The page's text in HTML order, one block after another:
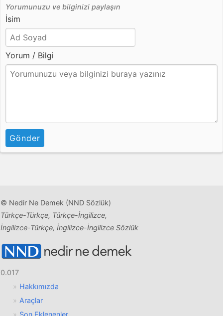
Yorumunuzu ve bilginizi paylaşın
İsim
Yorum / Bilgi
Gönder
© Nedir Ne Demek (NND Sözlük)
Türkçe-Türkçe, Türkçe-İngilizce,
İngilizce-Türkçe, İngilizce-İngilizce Sözlük
0.017
Hakkımızda
Araçlar
Son Eklenenler